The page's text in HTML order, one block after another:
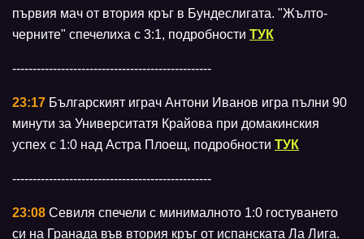
първия мач от втория кръг в Бундеслигата. "Жълто-
черните" спечелиха с 3:1, подробности ТУК
-------------------------------------------------
23:17 Българският играч Антони Иванов игра пълни 90
минути за Университатя Крайова при домакинския
успех с 1:0 над Астра Плоещ, подробности ТУК
-------------------------------------------------
23:08 Севиля спечели с минималното 1:0 гостуването
си на Гранада във втория кръг от испанската Ла Лига.